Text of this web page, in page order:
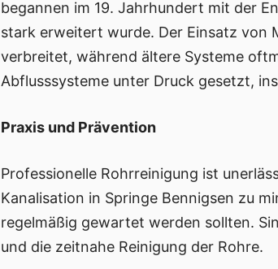
begannen im 19. Jahrhundert mit der
stark erweitert wurde. Der Einsatz von
verbreitet, während ältere Systeme
Abflusssysteme unter Druck gesetzt,
Praxis und Prävention
Professionelle Rohrreinigung ist
Kanalisation in Springe Bennigsen zu
regelmäßig gewartet werden sollten.
und die zeitnahe Reinigung der Rohre.